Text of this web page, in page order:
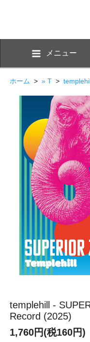
メニュー
ホーム > » T >
templehill -
Record (2025)
1,760円(税160円)